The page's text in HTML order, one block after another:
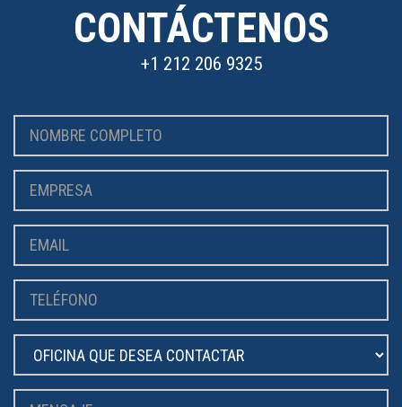
CONTÁCTENOS
+1 212 206 9325